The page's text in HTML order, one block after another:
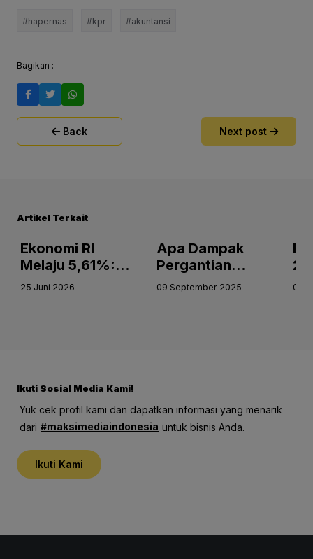
#hapernas #kpr #akuntansi
Bagikan :
Back Next post
Artikel Terkait
Ekonomi RI
Melaju 5,61%:
Mesin
25 Juni 2026
Apa Dampak
Pergantian
Menteri
09 September 2025 04
Ikuti Sosial Media Kami!
Yuk cek profil kami dan dapatkan informasi yang menarik
dari #maksimediaindonesia untuk bisnis Anda.
Ikuti Kami